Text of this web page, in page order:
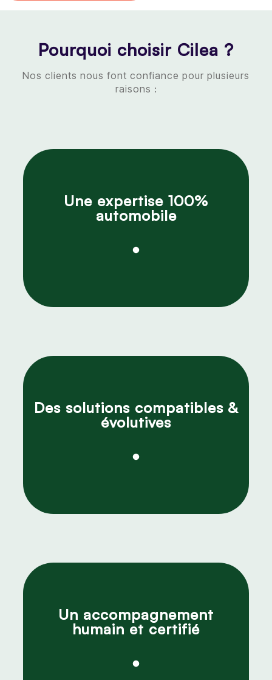
Pourquoi choisir Cilea ?
Nos clients nous font confiance pour plusieurs
raisons :
Une expertise 100%
automobile
Des solutions compatibles &
évolutives
Un accompagnement
humain et certifié